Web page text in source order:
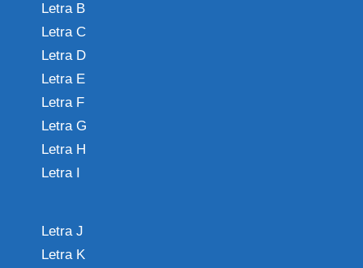
Letra B
Letra C
Letra D
Letra E
Letra F
Letra G
Letra H
Letra I
Letra J
Letra K